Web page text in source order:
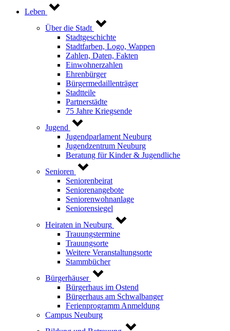
Leben
Über die Stadt
Stadtgeschichte
Stadtfarben, Logo, Wappen
Zahlen, Daten, Fakten
Einwohnerzahlen
Ehrenbürger
Bürgermedaillenträger
Stadtteile
Partnerstädte
75 Jahre Kriegsende
Jugend
Jugendparlament Neuburg
Jugendzentrum Neuburg
Beratung für Kinder & Jugendliche
Senioren
Seniorenbeirat
Seniorenangebote
Seniorenwohnanlage
Seniorensiegel
Heiraten in Neuburg
Trauungstermine
Trauungsorte
Weitere Veranstaltungsorte
Stammbücher
Bürgerhäuser
Bürgerhaus im Ostend
Bürgerhaus am Schwalbanger
Ferienprogramm Anmeldung
Campus Neuburg